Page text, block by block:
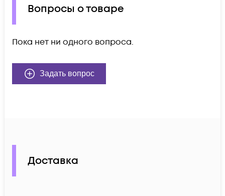
Вопросы о товаре
Пока нет ни одного вопроса.
Задать вопрос
Доставка